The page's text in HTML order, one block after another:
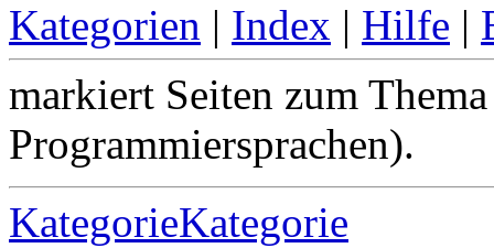
Kategorien | Index | Hilfe |
markiert Seiten zum
Programmiersprachen).
KategorieKategorie